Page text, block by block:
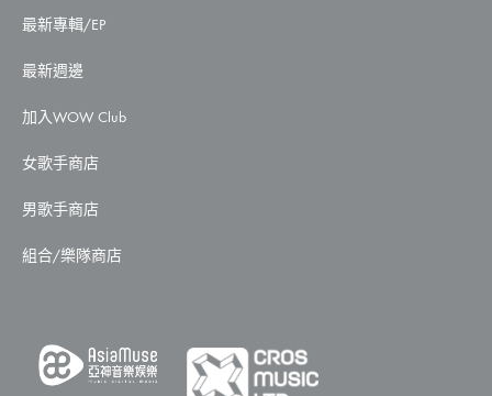
最新專輯/EP
最新週邊
加入WOW Club
女歌手商店
男歌手商店
組合/樂隊商店